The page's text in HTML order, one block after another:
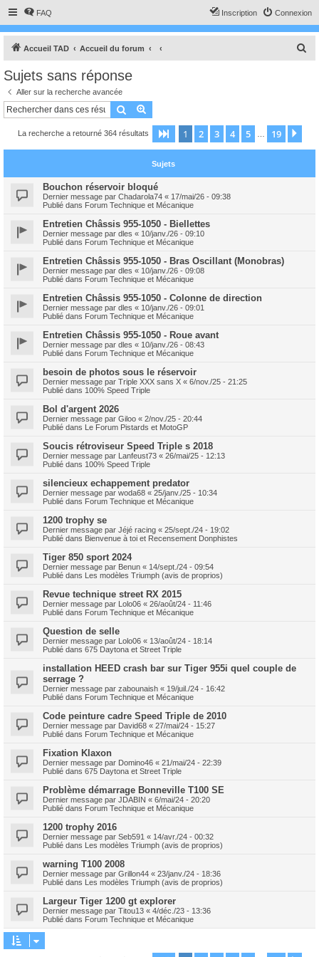
FAQ Connexion
Inscription
Accueil TAD Accueil du forum
c
Sujets sans réponse
Aller sur la recherche avancée
Rechercher
La recherche a retourné 364 résultats Page 1sur19
1 2 3 4 5 19
Sujets
Bouchon réservoir bloqué
Dernier message par Chadarola74 « 17/mai/26 - 09:38
Publié dans Forum Technique et Mécanique
Entretien Châssis 955-1050 - Biellettes
Dernier message par dles « 10/janv./26 - 09:10
Publié dans Forum Technique et Mécanique
Entretien Châssis 955-1050 - Bras Oscillant (Monobras)
Dernier message par dles « 10/janv./26 - 09:08
Publié dans Forum Technique et Mécanique
Entretien Châssis 955-1050 - Colonne de direction
Dernier message par dles « 10/janv./26 - 09:01
Publié dans Forum Technique et Mécanique
Entretien Châssis 955-1050 - Roue avant
Dernier message par dles « 10/janv./26 - 08:43
Publié dans Forum Technique et Mécanique
besoin de photos sous le réservoir
Dernier message par Triple XXX sans X « 6/nov./25 - 21:25
Publié dans 100% Speed Triple
Bol d'argent 2026
Dernier message par Giloo « 2/nov./25 - 20:44
Publié dans Le Forum Pistards et MotoGP
Soucis rétroviseur Speed Triple s 2018
Dernier message par Lanfeust73 « 26/mai/25 - 12:13
Publié dans 100% Speed Triple
silencieux echappement predator
Dernier message par woda68 « 25/janv./25 - 10:34
Publié dans Forum Technique et Mécanique
1200 trophy se
Dernier message par Jéjé racing « 25/sept./24 - 19:02
Publié dans Bienvenue à toi et Recensement Donphistes
Tiger 850 sport 2024
Dernier message par Benun « 14/sept./24 - 09:54
Publié dans Les modèles Triumph (avis de proprios)
Revue technique street RX 2015
Dernier message par Lolo06 « 26/août/24 - 11:46
Publié dans Forum Technique et Mécanique
Question de selle
Dernier message par Lolo06 « 13/août/24 - 18:14
Publié dans 675 Daytona et Street Triple
installation HEED crash bar sur Tiger 955i quel couple de
serrage ?
Dernier message par zabounaish « 19/juil./24 - 16:42
Publié dans Forum Technique et Mécanique
Code peinture cadre Speed Triple de 2010
Dernier message par David68 « 27/mai/24 - 15:27
Publié dans Forum Technique et Mécanique
Fixation Klaxon
Dernier message par Domino46 « 21/mai/24 - 22:39
Publié dans 675 Daytona et Street Triple
Problème démarrage Bonneville T100 SE
Dernier message par JDABIN « 6/mai/24 - 20:20
Publié dans Forum Technique et Mécanique
1200 trophy 2016
Dernier message par Seb591 « 14/avr./24 - 00:32
Publié dans Les modèles Triumph (avis de proprios)
warning T100 2008
Dernier message par Grillon44 « 23/janv./24 - 18:36
Publié dans Les modèles Triumph (avis de proprios)
Largeur Tiger 1200 gt explorer
Dernier message par Titou13 « 4/déc./23 - 13:36
Publié dans Forum Technique et Mécanique